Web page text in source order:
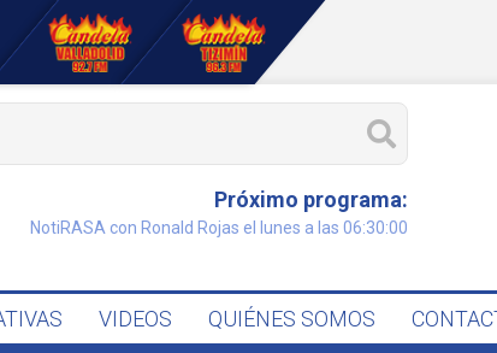
Próximo programa:
NotiRASA con Ronald Rojas el lunes a las 06:30:00
VIDEOS QUIÉNES SOMOS